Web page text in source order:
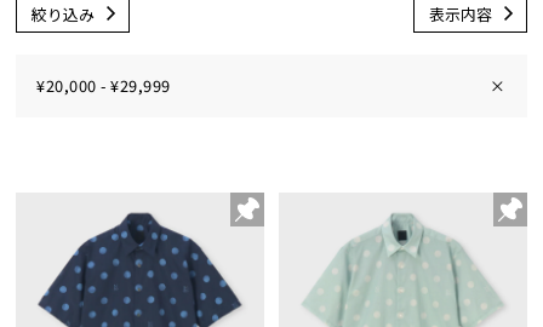
絞り込み 表示内容
¥20,000 - ¥29,999 ×